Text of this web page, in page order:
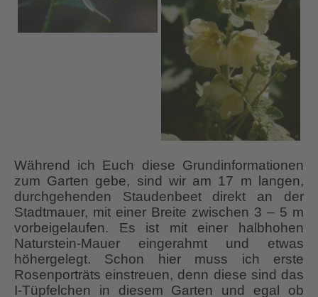
Während ich Euch diese Grundinformationen
zum Garten gebe, sind wir am 17 m langen,
durchgehenden Staudenbeet direkt an der
Stadtmauer, mit einer Breite zwischen 3 – 5 m
vorbeigelaufen. Es ist mit einer halbhohen
Naturstein-Mauer eingerahmt und etwas
höhergelegt. Schon hier muss ich erste
Rosenporträts einstreuen, denn diese sind das
I-Tüpfelchen in diesem Garten und egal ob